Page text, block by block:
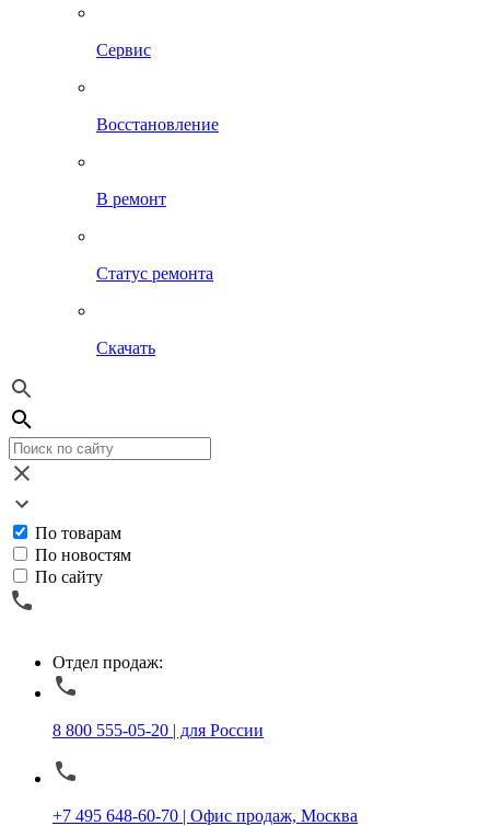
Сервис
Восстановление
В ремонт
Статус ремонта
Скачать
По товарам
По новостям
По сайту
Отдел продаж:
8 800 555-05-20 | для России
+7 495 648-60-70 | Офис продаж, Москва